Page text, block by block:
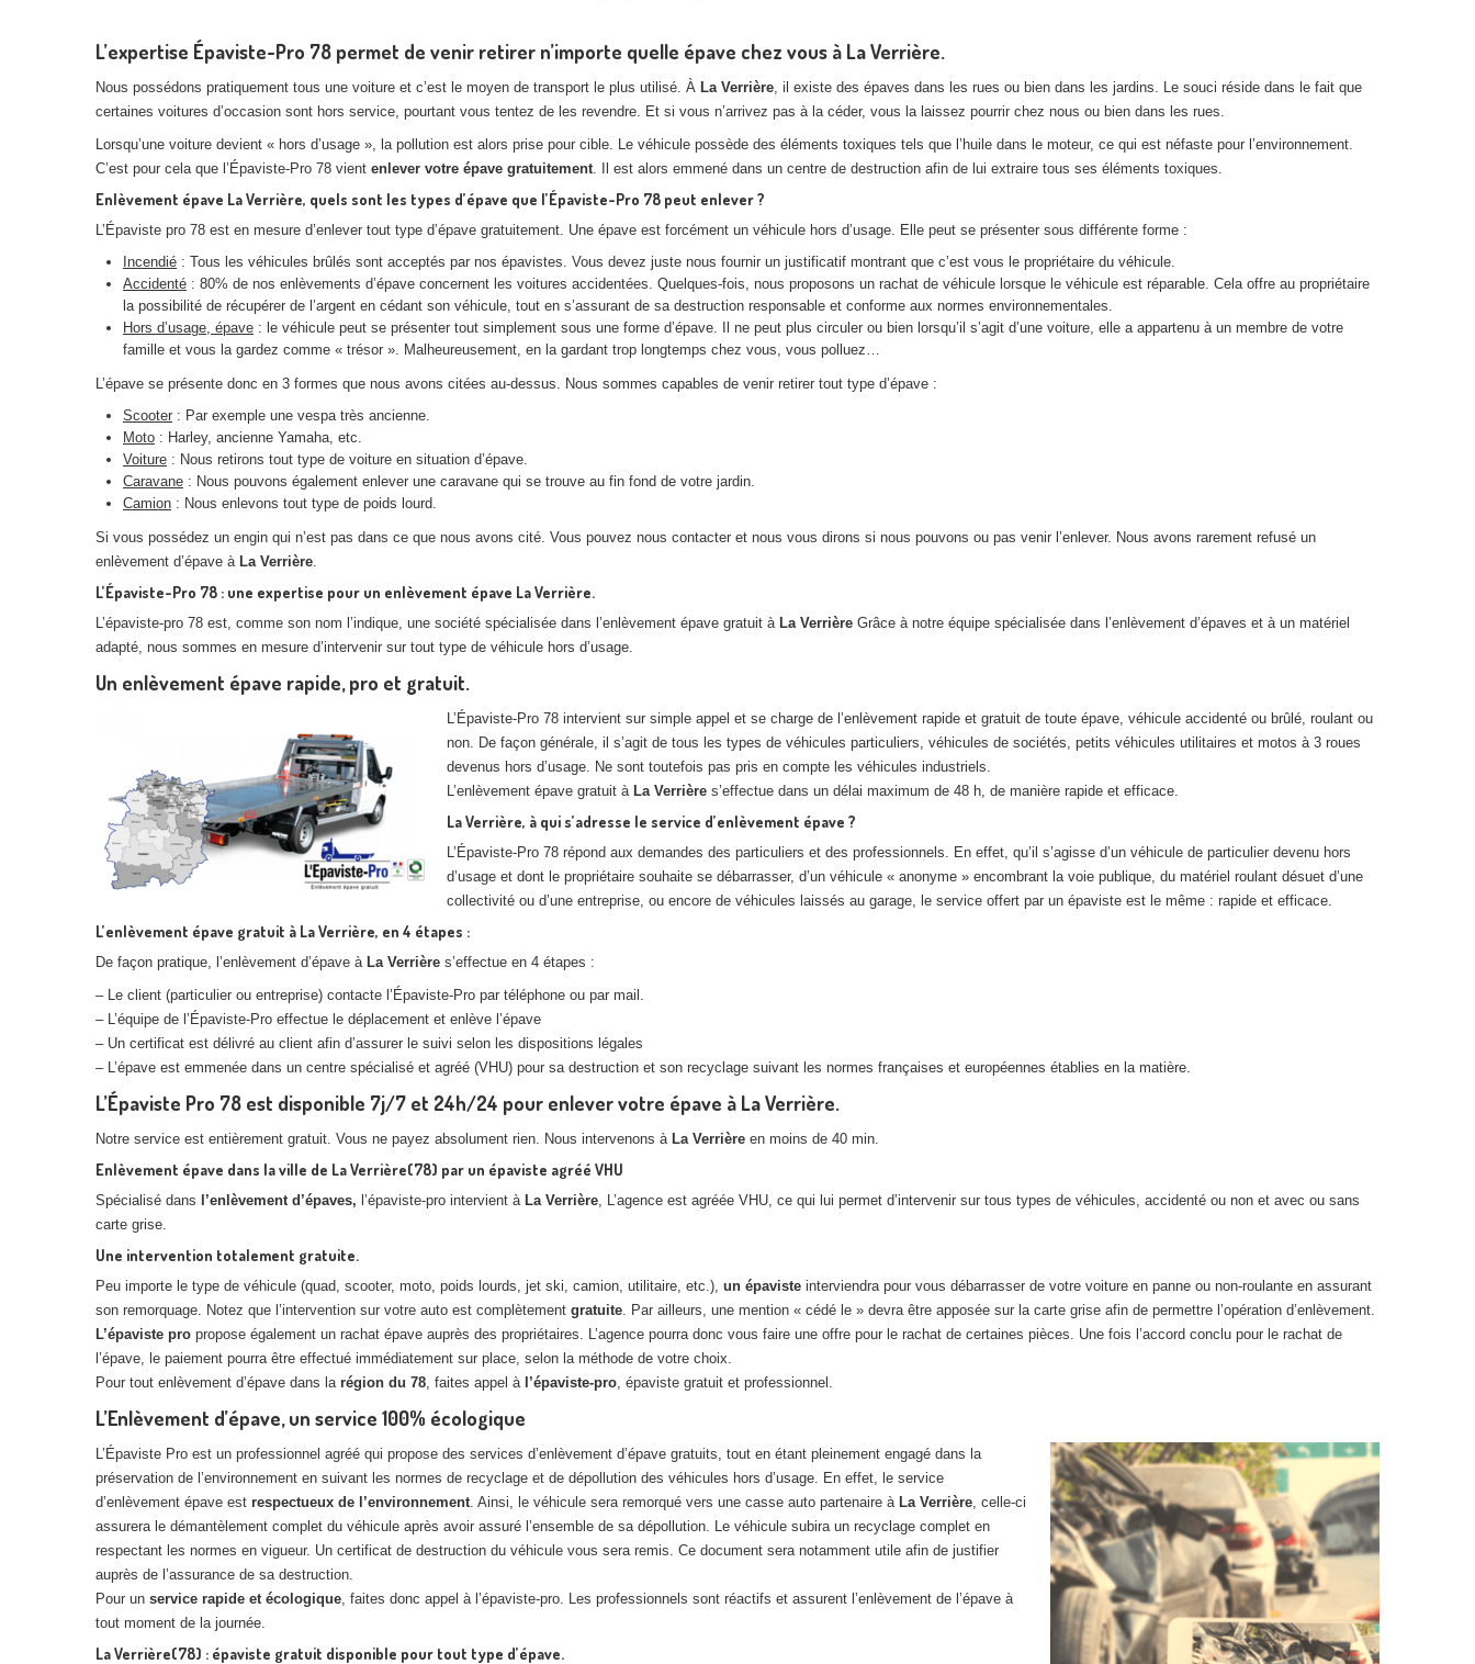
L’expertise Épaviste-Pro 78 permet de venir retirer n’importe quelle épave chez vous à La Verrière.
Nous possédons pratiquement tous une voiture et c’est le moyen de transport le plus utilisé. À La Verrière, il existe des épaves dans les rues ou bien dans les jardins. Le souci réside dans le fait que
certaines voitures d’occasion sont hors service, pourtant vous tentez de les revendre. Et si vous n’arrivez pas à la céder, vous la laissez pourrir chez nous ou bien dans les rues.
Lorsqu’une voiture devient « hors d’usage », la pollution est alors prise pour cible. Le véhicule possède des éléments toxiques tels que l’huile dans le moteur, ce qui est néfaste pour l’environnement.
C’est pour cela que l’Épaviste-Pro 78 vient enlever votre épave gratuitement. Il est alors emmené dans un centre de destruction afin de lui extraire tous ses éléments toxiques.
Enlèvement épave La Verrière, quels sont les types d’épave que l’Épaviste-Pro 78 peut enlever ?
L’Épaviste pro 78 est en mesure d’enlever tout type d’épave gratuitement. Une épave est forcément un véhicule hors d’usage. Elle peut se présenter sous différente forme :
Incendié : Tous les véhicules brûlés sont acceptés par nos épavistes. Vous devez juste nous fournir un justificatif montrant que c’est vous le propriétaire du véhicule.
Accidenté : 80% de nos enlèvements d’épave concernent les voitures accidentées. Quelques-fois, nous proposons un rachat de véhicule lorsque le véhicule est réparable. Cela offre au propriétaire
la possibilité de récupérer de l’argent en cédant son véhicule, tout en s’assurant de sa destruction responsable et conforme aux normes environnementales.
Hors d’usage, épave : le véhicule peut se présenter tout simplement sous une forme d’épave. Il ne peut plus circuler ou bien lorsqu’il s’agit d’une voiture, elle a appartenu à un membre de votre
famille et vous la gardez comme « trésor ». Malheureusement, en la gardant trop longtemps chez vous, vous polluez…
L’épave se présente donc en 3 formes que nous avons citées au-dessus. Nous sommes capables de venir retirer tout type d’épave :
Scooter : Par exemple une vespa très ancienne.
Moto : Harley, ancienne Yamaha, etc.
Voiture : Nous retirons tout type de voiture en situation d’épave.
Caravane : Nous pouvons également enlever une caravane qui se trouve au fin fond de votre jardin.
Camion : Nous enlevons tout type de poids lourd.
Si vous possédez un engin qui n’est pas dans ce que nous avons cité. Vous pouvez nous contacter et nous vous dirons si nous pouvons ou pas venir l’enlever. Nous avons rarement refusé un
enlèvement d’épave à La Verrière.
L’Épaviste-Pro 78 : une expertise pour un enlèvement épave La Verrière.
L’épaviste-pro 78 est, comme son nom l’indique, une société spécialisée dans l’enlèvement épave gratuit à La Verrière Grâce à notre équipe spécialisée dans l’enlèvement d’épaves et à un matériel
adapté, nous sommes en mesure d’intervenir sur tout type de véhicule hors d’usage.
Un enlèvement épave rapide, pro et gratuit.
L’Épaviste-Pro 78 intervient sur simple appel et se charge de l’enlèvement rapide et gratuit de toute épave, véhicule accidenté ou brûlé, roulant ou
non. De façon générale, il s’agit de tous les types de véhicules particuliers, véhicules de sociétés, petits véhicules utilitaires et motos à 3 roues
devenus hors d’usage. Ne sont toutefois pas pris en compte les véhicules industriels.
L’enlèvement épave gratuit à La Verrière s’effectue dans un délai maximum de 48 h, de manière rapide et efficace.
La Verrière, à qui s’adresse le service d’enlèvement épave ?
L’Épaviste-Pro 78 répond aux demandes des particuliers et des professionnels. En effet, qu’il s’agisse d’un véhicule de particulier devenu hors
d’usage et dont le propriétaire souhaite se débarrasser, d’un véhicule « anonyme » encombrant la voie publique, du matériel roulant désuet d’une
collectivité ou d’une entreprise, ou encore de véhicules laissés au garage, le service offert par un épaviste est le même : rapide et efficace.
L’enlèvement épave gratuit à La Verrière, en 4 étapes :
De façon pratique, l’enlèvement d’épave à La Verrière s’effectue en 4 étapes :
– Le client (particulier ou entreprise) contacte l’Épaviste-Pro par téléphone ou par mail.
– L’équipe de l’Épaviste-Pro effectue le déplacement et enlève l’épave
– Un certificat est délivré au client afin d’assurer le suivi selon les dispositions légales
– L’épave est emmenée dans un centre spécialisé et agréé (VHU) pour sa destruction et son recyclage suivant les normes françaises et européennes établies en la matière.
L’Épaviste Pro 78 est disponible 7j/7 et 24h/24 pour enlever votre épave à La Verrière.
Notre service est entièrement gratuit. Vous ne payez absolument rien. Nous intervenons àLa Verrière en moins de 40 min.
Enlèvement épave dans la ville de La Verrière(78) par un épaviste agréé VHU
Spécialisé dans l’enlèvement d’épaves, l’épaviste-pro intervient à La Verrière, L’agence est agréée VHU, ce qui lui permet d’intervenir sur tous types de véhicules, accidenté ou non et avec ou sans
carte grise.
Une intervention totalement gratuite.
Peu importe le type de véhicule (quad, scooter, moto, poids lourds, jet ski, camion, utilitaire, etc.), un épaviste interviendra pour vous débarrasser de votre voiture en panne ou non-roulante en assurant
son remorquage. Notez que l’intervention sur votre auto est complètement gratuite. Par ailleurs, une mention « cédé le » devra être apposée sur la carte grise afin de permettre l’opération d’enlèvement.
L’épaviste pro propose également un rachat épave auprès des propriétaires. L’agence pourra donc vous faire une offre pour le rachat de certaines pièces. Une fois l’accord conclu pour le rachat de
l’épave, le paiement pourra être effectué immédiatement sur place, selon la méthode de votre choix.
Pour tout enlèvement d’épave dans la région du 78, faites appel à l’épaviste-pro, épaviste gratuit et professionnel.
L’Enlèvement d’épave, un service 100% écologique
L’Épaviste Pro est un professionnel agréé qui propose des services d’enlèvement d’épave gratuits, tout en étant pleinement engagé dans la
préservation de l’environnement en suivant les normes de recyclage et de dépollution des véhicules hors d’usage. En effet, le service
d’enlèvement épave est respectueux de l’environnement. Ainsi, le véhicule sera remorqué vers une casse auto partenaire à La Verrière, celle-ci
assurera le démantèlement complet du véhicule après avoir assuré l’ensemble de sa dépollution. Le véhicule subira un recyclage complet en
respectant les normes en vigueur. Un certificat de destruction du véhicule vous sera remis. Ce document sera notamment utile afin de justifier
auprès de l’assurance de sa destruction.
Pour un service rapide et écologique, faites donc appel à l’épaviste-pro. Les professionnels sont réactifs et assurent l’enlèvement de l’épave à
tout moment de la journée.
La Verrière(78) : épaviste gratuit disponible pour tout type d’épave.